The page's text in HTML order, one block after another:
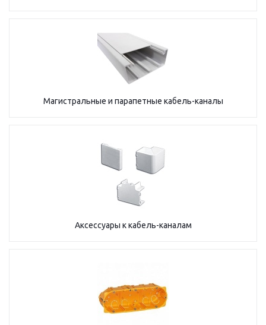
Магистральные и парапетные кабель-каналы
Аксессуары к кабель-каналам